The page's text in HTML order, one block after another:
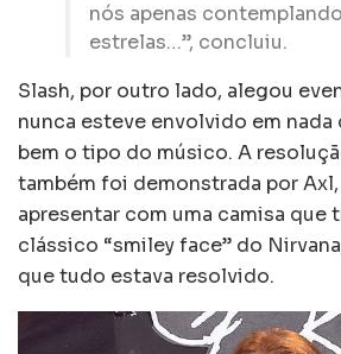
nós apenas
estrelas…”, concluiu.
Slash, por outro lado, alegou
nunca esteve envolvido em nada
bem o tipo do músico. A
também foi demonstrada por
apresentar com uma camisa que
clássico “smiley face” do
que tudo estava resolvido.